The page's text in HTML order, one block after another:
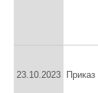
23.10.2023 Приказ